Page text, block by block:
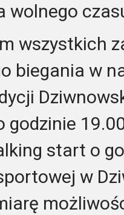
wolnego
wszystkich
biegania w
godzinie
start o
w